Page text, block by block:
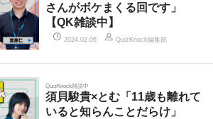
さんがボケまくる回です」
【QK雑談中】
2024.02.06 QuizKnock編集部
QuizKnock雑談中
須貝駿貴×とむ「11歳も離れて
いると知らんことだらけ」